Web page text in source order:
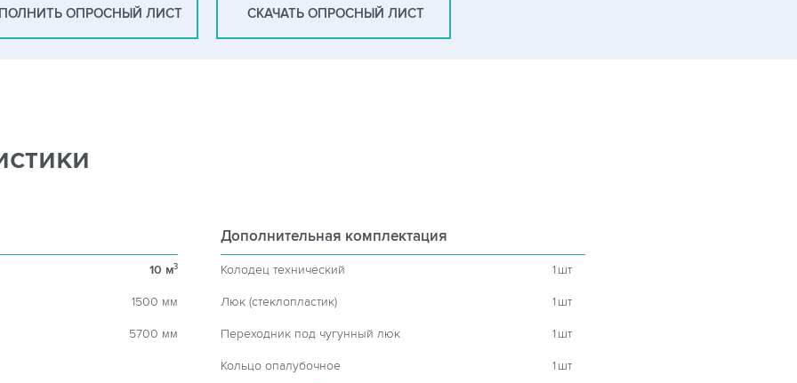
ОПРОСНЫЙ ЛИСТ СКАЧАТЬ ОПРОСНЫЙ ЛИСТ
10 м3
1500 мм
5700 мм
Дополнительная комплектация
Колодец технический 1шт
Люк (стеклопластик) 1шт
Переходник под чугунный люк 1шт
Кольцо опалубочное 1шт